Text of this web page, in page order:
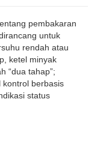
pembakaran
untuk
rendah atau
ketel minyak
“dua tahap”;
kontrol berbasis
status